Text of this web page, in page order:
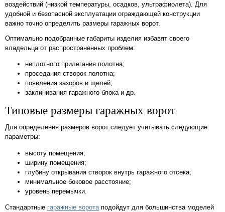
воздействий (низкой температуры, осадков, ультрафиолета). Для
удобной и безопасной эксплуатации ограждающей конструкции
важно точно определить размеры гаражных ворот.
Оптимально подобранные габариты изделия избавят своего
владельца от распространенных проблем:
неплотного прилегания полотна;
проседания створок полотна;
появления зазоров и щелей;
заклинивания гаражного блока и др.
Типовые размеры гаражных ворот
Для определения размеров ворот следует учитывать следующие
параметры:
высоту помещения;
ширину помещения;
глубину открывания створок внутрь гаражного отсека;
минимальное боковое расстояние;
уровень перемычки.
Стандартные гаражные ворота подойдут для большинства моделей